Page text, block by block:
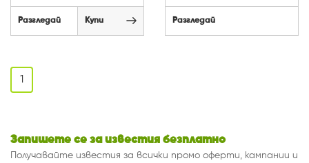
Разгледай Купи Разгледай
1
Запишете се за известия безплатно
Получавайте известия за всички промо оферти, кампании и